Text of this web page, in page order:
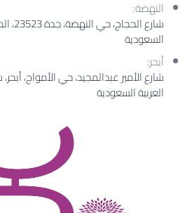
النهضة:
شارع
السعودية
أبحر:
شارع الأمير عبدالمجيد، حي الأمواج،
العربية السعودية